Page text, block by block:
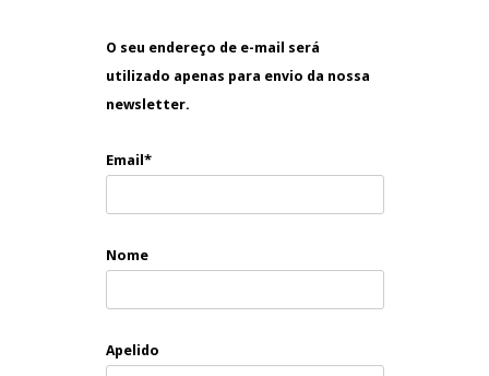
O seu endereço de e-mail será
utilizado apenas para envio da nossa
newsletter.
Email*
Nome
Apelido